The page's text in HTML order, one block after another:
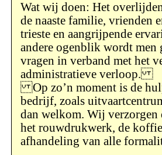
Wat wij doen: Het
de naaste familie, vrienden
trieste en aangrijpende
andere ogenblik wordt men
vragen in verband met het
administratieve verloop.
Op zo’n moment is de
bedrijf, zoals
dan welkom. Wij verzorgen
het rouwdrukwerk, de
afhandeling van alle